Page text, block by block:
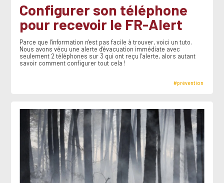
Configurer son téléphone
pour recevoir le FR-Alert
Parce que l'information n'est pas facile à trouver, voici un tuto.
Nous avons vécu une alerte d'évacuation immédiate avec
seulement 2 téléphones sur 3 qui ont reçu l'alerte, alors autant
savoir comment configurer tout cela !
#prévention